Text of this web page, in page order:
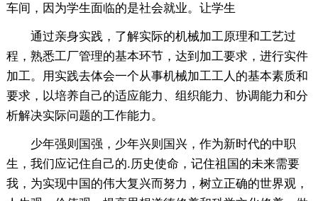
车间，因为学生面临的是社会就业。让学生
通过亲身实践，了解实际的机械加工原理和工艺过
程，熟悉工厂管理的基本环节，达到加工要求，进行实件
加工。用实践去体会一个从事机械加工工人的基本素质和
要求，以培养自己的适应能力、组织能力、协调能力和分
析解决实际问题的工作能力。
少年强则国强，少年兴则国兴，作为新时代的中职
生，我们应记住自己的.历史使命，记住祖国的未来需要
我，为实现中国的伟大复兴而努力，树立正确的世界观，